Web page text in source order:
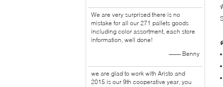
We are very surprised there is no
mistake for all our 271 pallets goods
including color assortment, each store
information, well done!
—— Benny
we are glad to work with Aristo and
2015 is our 9th cooperative year, you